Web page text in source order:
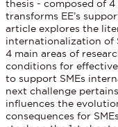
thesis - composed of
transforms EE’s
article explores the
internationalization of
4 main areas of
conditions for
to support SMEs
next challenge
influences the
consequences for